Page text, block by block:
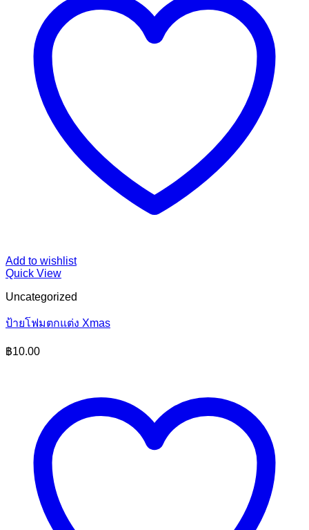
Add to wishlist
Quick View
Uncategorized
ป้ายโฟมตกแต่ง Xmas
฿10.00